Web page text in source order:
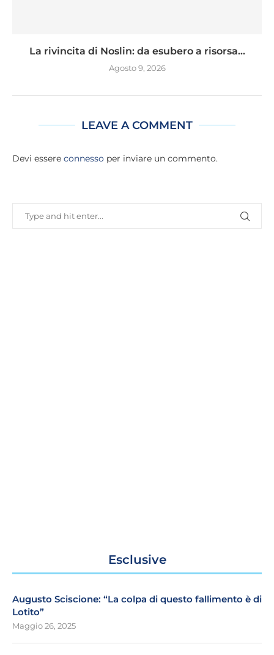
La rivincita di Noslin: da esubero a risorsa...
Agosto 9, 2026
LEAVE A COMMENT
Devi essere connesso per inviare un commento.
Esclusive
Augusto Sciscione: “La colpa di questo fallimento è di
Lotito”
Maggio 26, 2025